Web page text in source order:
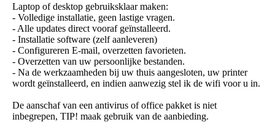
Laptop of desktop gebruiksklaar maken:
- Volledige installatie, geen lastige vragen.
- Alle updates direct vooraf geïnstalleerd.
- Installatie software (zelf aanleveren)
- Configureren E-mail, overzetten favorieten.
- Overzetten van uw persoonlijke bestanden.
- Na de werkzaamheden bij uw thuis aangesloten, uw printer
wordt geïnstalleerd, en indien aanwezig stel ik de wifi voor u in.
De aanschaf van een antivirus of office pakket is niet
inbegrepen, TIP! maak gebruik van de aanbieding.